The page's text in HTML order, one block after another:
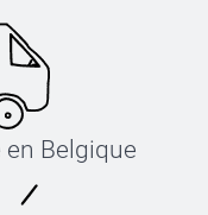
Belgique